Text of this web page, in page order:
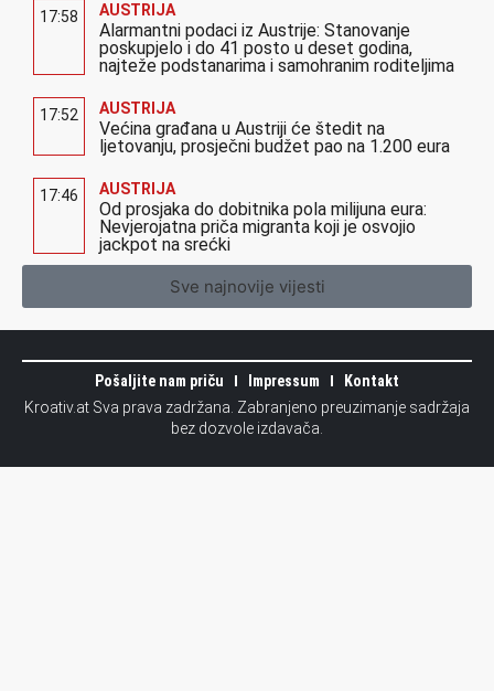
17:58 AUSTRIJA
Alarmantni podaci iz Austrije: Stanovanje
poskupjelo i do 41 posto u deset godina,
najteže podstanarima i samohranim roditeljima
17:52 AUSTRIJA
Većina građana u Austriji će štedit na
ljetovanju, prosječni budžet pao na 1.200 eura
17:46 AUSTRIJA
Od prosjaka do dobitnika pola milijuna eura:
Nevjerojatna priča migranta koji je osvojio
jackpot na srećki
Sve najnovije vijesti
Pošaljite nam priču Impressum
Kontakt
Kroativ.at Sva prava zadržana. Zabranjeno preuzimanje sadržaja
bez dozvole izdavača.